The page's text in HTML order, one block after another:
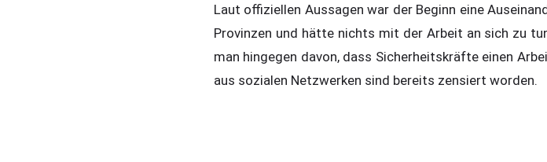
Laut offiziellen Aussagen war der Beginn eine
Provinzen und hätte nichts mit der Arbeit an sich zu
man hingegen davon, dass Sicherheitskräfte einen
aus sozialen Netzwerken sind bereits zensiert worden.